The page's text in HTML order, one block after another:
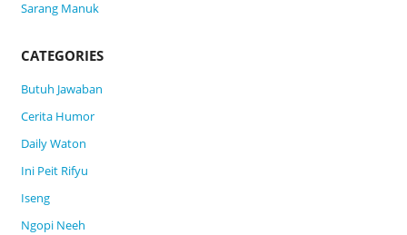
Sarang Manuk
CATEGORIES
Butuh Jawaban
Cerita Humor
Daily Waton
Ini Peit Rifyu
Iseng
Ngopi Neeh